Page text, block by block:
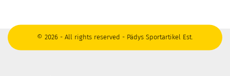
© 2026 - All rights reserved - Pädys Sportartikel Est.